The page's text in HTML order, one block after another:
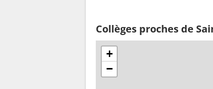
Collèges proches de
+
−